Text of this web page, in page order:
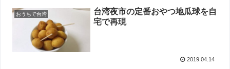
おうちで台湾
台湾夜市の定番おやつ地瓜球を自
宅で再現
2019.04.14